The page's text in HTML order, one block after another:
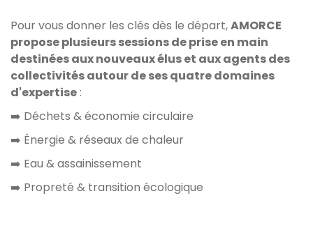
Pour vous donner les clés dès le départ,AMORCE
propose plusieurs sessions de prise en main
destinées aux nouveaux élus et aux agents des
collectivités autour de ses quatre domaines
d'expertise :
➡️ Déchets & économie circulaire
➡️ Énergie & réseaux de chaleur
➡️ Eau & assainissement
➡️ Propreté & transition écologique